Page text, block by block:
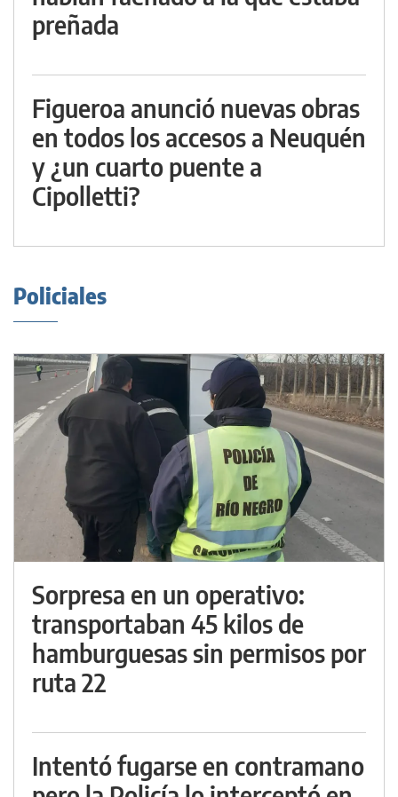
preñada
Figueroa anunció nuevas obras
en todos los accesos a Neuquén
y ¿un cuarto puente a
Cipolletti?
Policiales
Sorpresa en un operativo:
transportaban 45 kilos de
hamburguesas sin permisos por
ruta 22
Intentó fugarse en contramano